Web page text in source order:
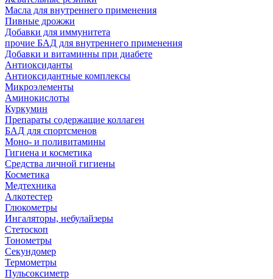
Масла для внутреннего применения
Пивные дрожжи
Добавки для иммунитета
прочие БАД для внутреннего применения
Добавки и витаминны при диабете
Антиоксиданты
Антиоксидантные комплексы
Микроэлементы
Аминокислоты
Куркумин
Препараты содержащие коллаген
БАД для спортсменов
Моно- и поливитамины
Гигиена и косметика
Средства личной гигиены
Косметика
Медтехника
Алкотестер
Глюкометры
Ингаляторы, небулайзеры
Стетоскоп
Тонометры
Секундомер
Термометры
Пульсоксиметр